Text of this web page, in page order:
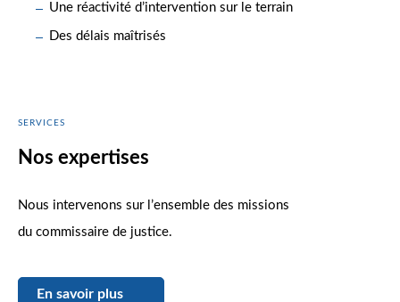
Une réactivité d’intervention sur le terrain
Des délais maîtrisés
SERVICES
Nos expertises
Nous intervenons sur l’ensemble des missions
du commissaire de justice.
En savoir plus